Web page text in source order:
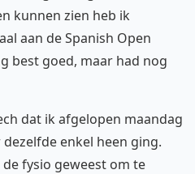
kunnen zien heb ik
aan de Spanish Open
best goed, maar had nog
dat ik afgelopen maandag
enkel heen ging.
fysio geweest om te